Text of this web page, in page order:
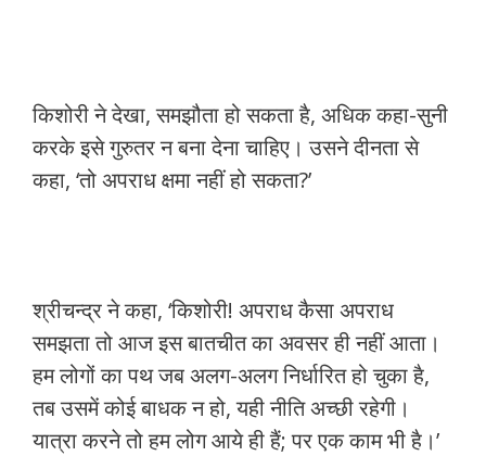
किशोरी ने देखा, समझौता हो सकता है, अधिक कहा-सुनी
करके इसे गुरुतर न बना देना चाहिए। उसने दीनता से
कहा, ‘तो अपराध क्षमा नहीं हो सकता?’
श्रीचन्द्र ने कहा, ‘किशोरी! अपराध कैसा अपराध
समझता तो आज इस बातचीत का अवसर ही नहीं आता।
हम लोगों का पथ जब अलग-अलग निर्धारित हो चुका है,
तब उसमें कोई बाधक न हो, यही नीति अच्छी रहेगी।
यात्रा करने तो हम लोग आये ही हैं; पर एक काम भी है।’